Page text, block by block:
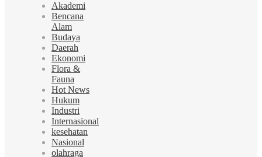
Akademi
Bencana
Alam
Budaya
Daerah
Ekonomi
Flora &
Fauna
Hot News
Hukum
Industri
Internasional
kesehatan
Nasional
olahraga